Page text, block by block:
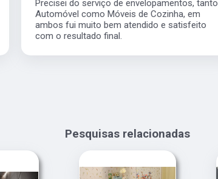
Precisei do serviço de envelopamentos, tanto
Automóvel como Móveis de Cozinha, em
ambos fui muito bem atendido e satisfeito
com o resultado final.
Pesquisas relacionadas